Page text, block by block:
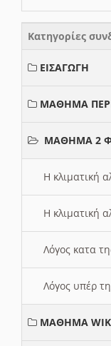
Κατηγορίες
ΕΙΣΑΓΩΓΗ
ΜΑΘΗΜΑ
ΜΑΘΗΜΑ 2
Η κλιματική
Η κλιματική
Λόγος κατα
Λόγος υπέρ
ΜΑΘΗΜΑ